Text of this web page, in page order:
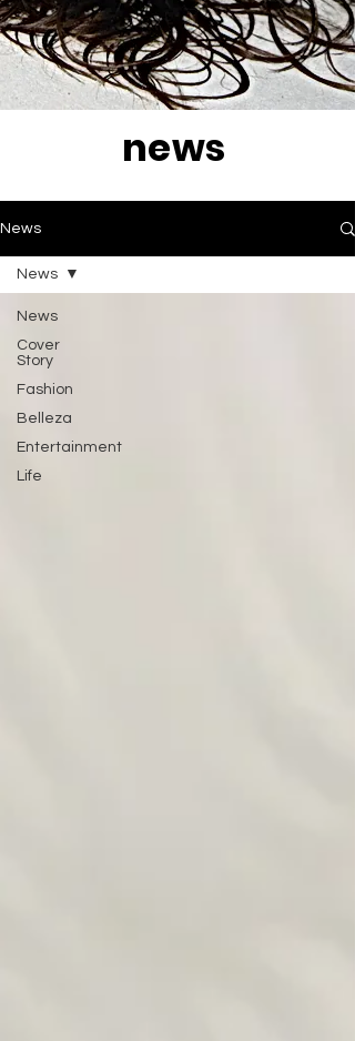
news
News
News
Cover
Story
Fashion
Belleza
Entertainment
Life
News